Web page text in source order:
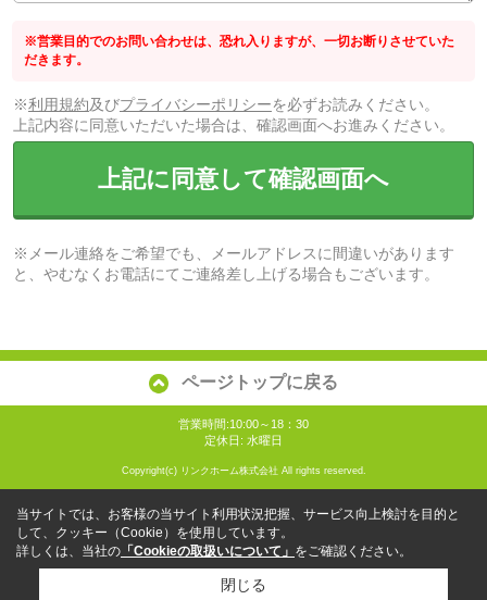
※営業目的でのお問い合わせは、恐れ入りますが、一切お断りさせていた
だきます。
※利用規約及びプライバシーポリシーを必ずお読みください。
上記内容に同意いただいた場合は、確認画面へお進みください。
上記に同意して確認画面へ
※メール連絡をご希望でも、メールアドレスに間違いがあります
と、やむなくお電話にてご連絡差し上げる場合もございます。
ページトップに戻る
営業時間:10:00～18：30
定休日: 水曜日
Copyright(c) リンクホーム株式会社 All rights reserved.
当サイトでは、お客様の当サイト利用状況把握、サービス向上検討を目的と
して、クッキー（Cookie）を使用しています。
詳しくは、当社の 「Cookieの取扱いについて」 をご確認ください。
閉じる